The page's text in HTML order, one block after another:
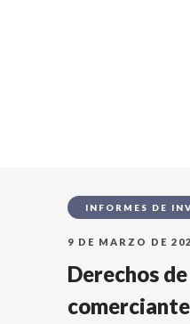
INFORMES DE
9 DE MARZO DE
Derechos